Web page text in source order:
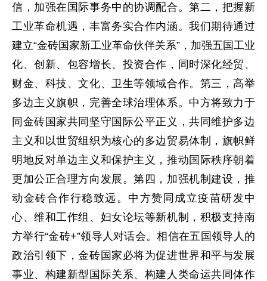
信，加强在国际事务中的协调配合。第二，把握新
工业革命机遇，丰富务实合作内涵。我们期待通过
建立“金砖国家新工业革命伙伴关系”，加强五国工业
化、创新、包容增长、投资合作，同时深化经贸、
财金、科技、文化、卫生等领域合作。第三，高举
多边主义旗帜，完善全球治理体系。中方将致力于
同金砖国家共同坚守国际公平正义，共同维护多边
主义和以世贸组织为核心的多边贸易体制，旗帜鲜
明地反对单边主义和保护主义，推动国际秩序朝着
更加公正合理方向发展。第四，加强机制建设，推
动金砖合作行稳致远。中方赞同成立疫苗研发中
心、维和工作组、妇女论坛等新机制，积极支持南
方举行“金砖+”领导人对话会。相信在五国领导人的
政治引领下，金砖国家必将为促进世界和平与发展
事业、构建新型国际关系、构建人类命运共同体作